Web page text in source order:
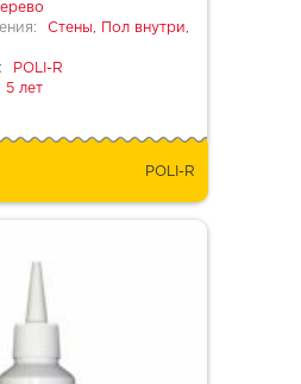
Стены, Пол внутри,
POLI-R
5 лет
POLI-R